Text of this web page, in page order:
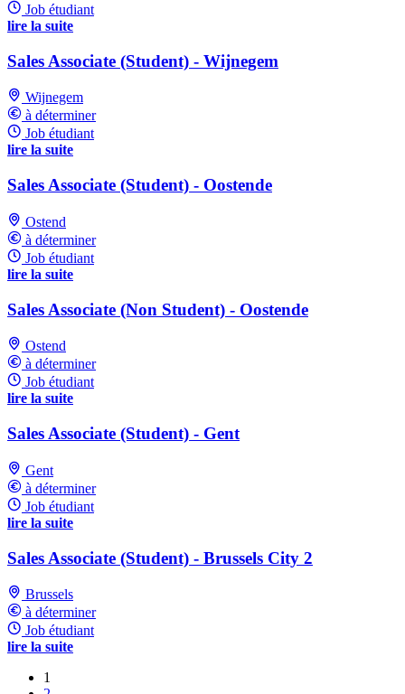
Job étudiant
lire la suite
Sales Associate (Student) - Wijnegem
Wijnegem
à déterminer
Job étudiant
lire la suite
Sales Associate (Student) - Oostende
Ostend
à déterminer
Job étudiant
lire la suite
Sales Associate (Non Student) - Oostende
Ostend
à déterminer
Job étudiant
lire la suite
Sales Associate (Student) - Gent
Gent
à déterminer
Job étudiant
lire la suite
Sales Associate (Student) - Brussels City 2
Brussels
à déterminer
Job étudiant
lire la suite
1